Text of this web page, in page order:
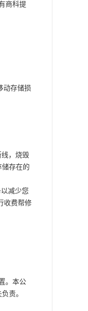
商科提
动存储损
，烧毁
存在的
减少您
收费帮修
。本公
责。